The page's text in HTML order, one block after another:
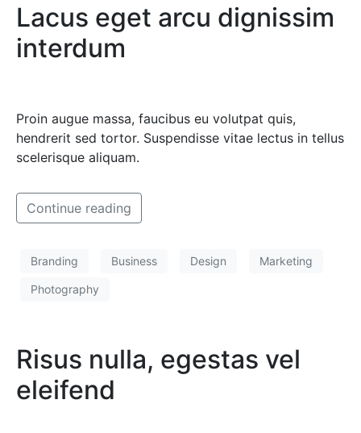
Lacus eget arcu dignissim
interdum
Proin augue massa, faucibus eu volutpat quis,
hendrerit sed tortor. Suspendisse vitae lectus in tellus
scelerisque aliquam.
Continue reading
Branding Business Design Marketing
Photography
Risus nulla, egestas vel
eleifend